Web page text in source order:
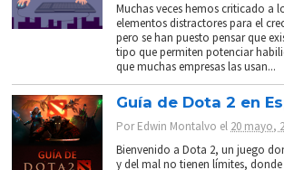
Muchas veces hemos criticado a
elementos distractores para el
pero se han puesto pensar que
tipo que permiten potenciar
que muchas empresas las usan...
Guía de Dota 2 en
PorEdwin Montalvo el 20 mayo,
Bienvenido a Dota 2, un juego
y del mal no tienen límites,